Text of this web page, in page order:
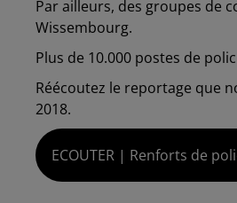
Par ailleurs, des groupes de
Wissembourg.
Plus de 10.000 postes de
Réécoutez le reportage que
2018.
ECOUTER | Renforts de